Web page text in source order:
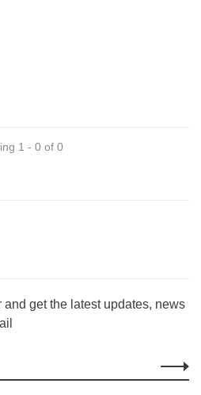
1 - 0 of 0
get the latest updates, news